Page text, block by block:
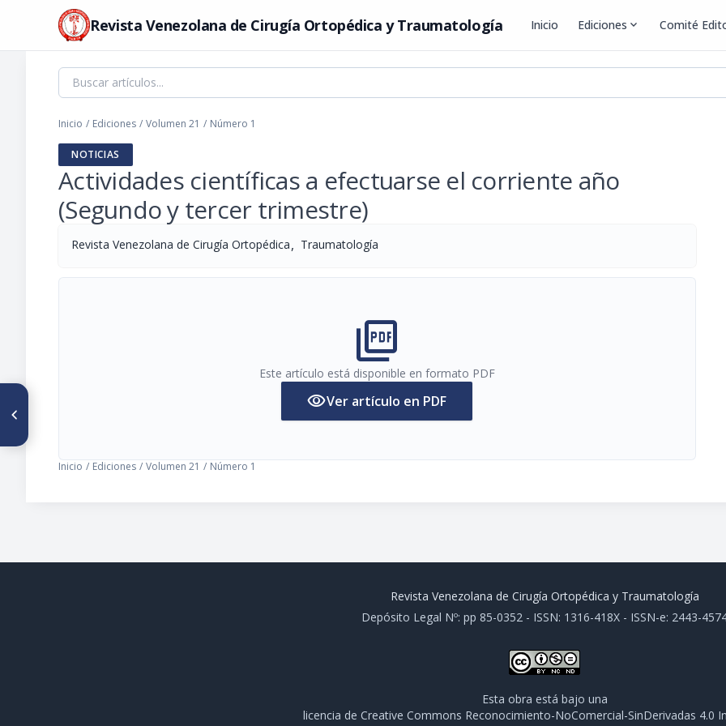
Revista Venezolana de Cirugía Ortopédica y Traumatología Inicio Ediciones expand_more Comité
Inicio / Ediciones / Volumen 21 / Número 1
NOTICIAS
Actividades científicas a efectuarse el corriente año
(Segundo y tercer trimestre)
Revista Venezolana de Cirugía Ortopédica, Traumatología
picture_as_pdf
Este artículo está disponible en formato PDF
visibilityVer artículo en PDF
Inicio / Ediciones / Volumen 21 / Número 1
Revista Venezolana de Cirugía Ortopédica y Traumatología
Depósito Legal Nº: pp 85-0352 - ISSN: 1316-418X - ISSN-e: 2443-
Esta obra está bajo una
licencia de Creative Commons Reconocimiento-NoComercial-SinDerivadas 4.0